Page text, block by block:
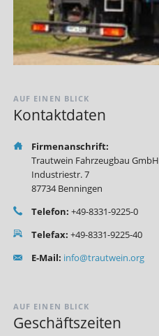
AUF EINEN BLICK
Kontaktdaten
Firmenanschrift:
Trautwein Fahrzeugbau GmbH
Industriestr. 7
87734 Benningen
Telefon: +49-8331-9225-0
Telefax: +49-8331-9225-40
E-Mail: info@trautwein.org
AUF EINEN BLICK
Geschäftszeiten